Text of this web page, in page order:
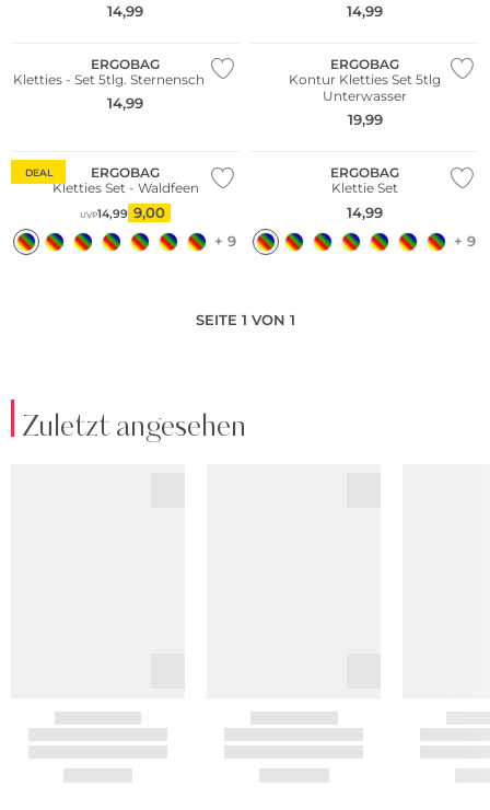
14,99 14,99
ERGOBAG
Kletties - Set 5tlg. Sternenschlacht
14,99
ERGOBAG
Kontur Kletties Set 5tlg
Unterwasser
19,99
DEAL
ERGOBAG
Kletties Set - Waldfeen
UVP14,99 9,00
+ 9
ERGOBAG
Klettie Set
14,99
+ 9
SEITE 1 VON 1
Zuletzt angesehen